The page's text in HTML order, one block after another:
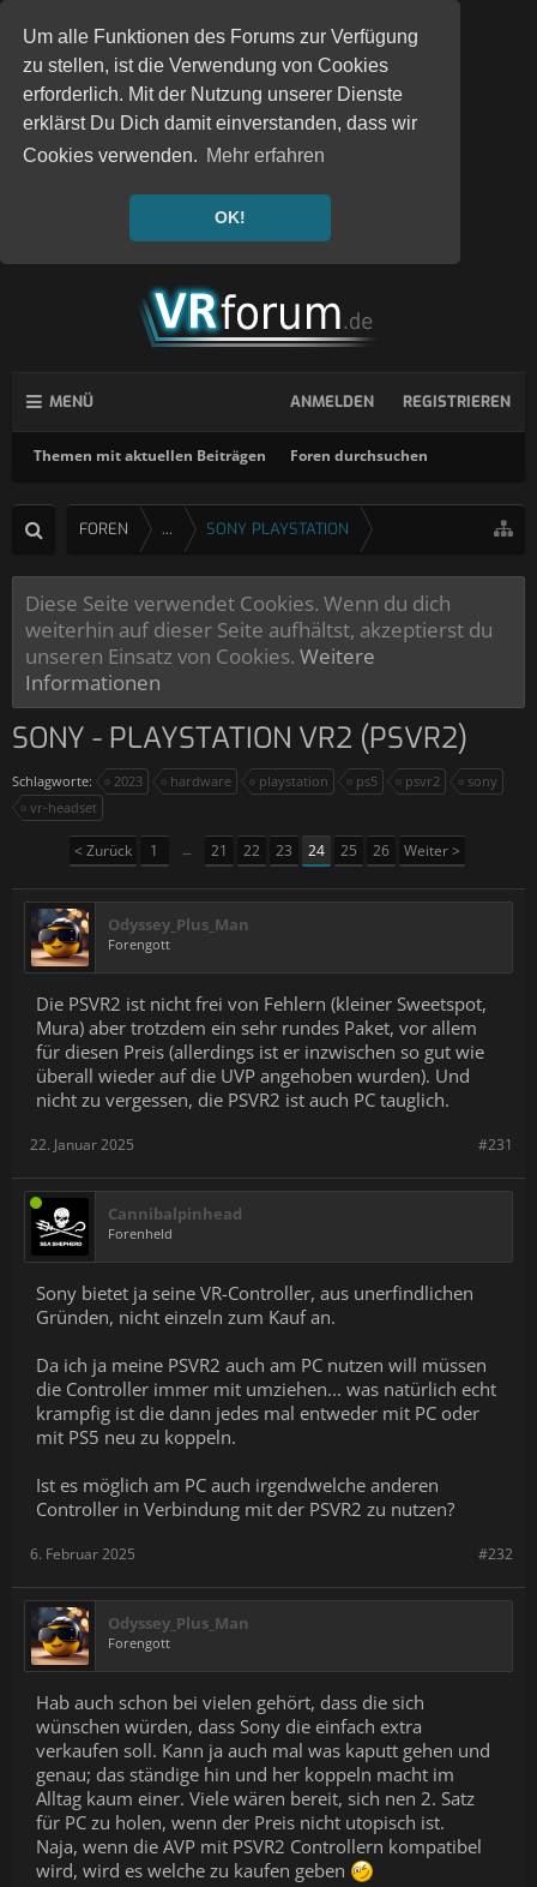
Um alle Funktionen des Forums zur Verfügung
zu stellen, ist die Verwendung von Cookies
erforderlich. Mit der Nutzung unserer Dienste
erklärst Du Dich damit einverstanden, dass wir
Cookies verwenden. Mehr erfahren
OK!
MENÜ
Themen mit aktuellen Beiträgen Foren durchsuchen
ANMELDEN REGISTRIEREN
FOREN ... SONY PLAYSTATION
Diese Seite verwendet Cookies. Wenn du dich
weiterhin auf dieser Seite aufhältst, akzeptierst du
unseren Einsatz von Cookies. Weitere
Informationen
SONY - PLAYSTATION VR2 (PSVR2)
Schlagworte: 2023 hardware playstation ps5 psvr2
sony
vr-headset
< Zurück 1 ← 21 22 23 24 25 26 Weiter >
Odyssey_Plus_Man
Forengott
Die PSVR2 ist nicht frei von Fehlern (kleiner Sweetspot,
Mura) aber trotzdem ein sehr rundes Paket, vor allem
für diesen Preis (allerdings ist er inzwischen so gut wie
überall wieder auf die UVP angehoben wurden). Und
nicht zu vergessen, die PSVR2 ist auch PC tauglich.
#231
22. Januar 2025
Cannibalpinhead
Forenheld
Sony bietet ja seine VR-Controller, aus unerfindlichen
Gründen, nicht einzeln zum Kauf an.
Da ich ja meine PSVR2 auch am PC nutzen will müssen
die Controller immer mit umziehen... was natürlich echt
krampfig ist die dann jedes mal entweder mit PC oder
mit PS5 neu zu koppeln.
Ist es möglich am PC auch irgendwelche anderen
Controller in Verbindung mit der PSVR2 zu nutzen?
#232
6. Februar 2025
Odyssey_Plus_Man
Forengott
Hab auch schon bei vielen gehört, dass die sich
wünschen würden, dass Sony die einfach extra
verkaufen soll. Kann ja auch mal was kaputt gehen und
genau; das ständige hin und her koppeln macht im
Alltag kaum einer. Viele wären bereit, sich nen 2. Satz
für PC zu holen, wenn der Preis nicht utopisch ist.
Naja, wenn die AVP mit PSVR2 Controllern kompatibel
wird, wird es welche zu kaufen geben